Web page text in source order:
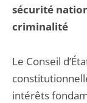
sécurité
criminalité
Le Conseil
intérêts